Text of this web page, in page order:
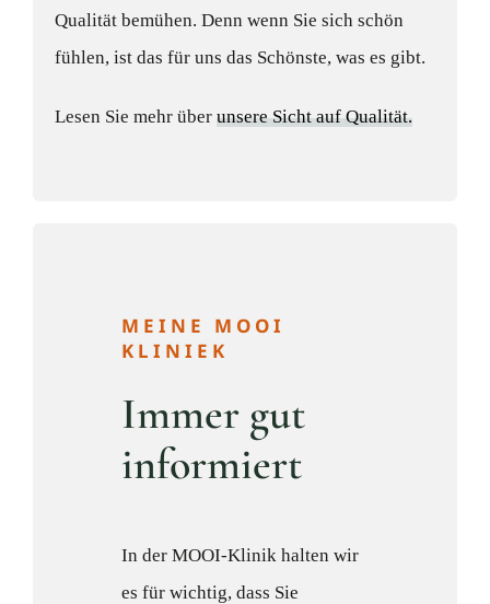
Qualität bemühen. Denn wenn Sie sich schön
fühlen, ist das für uns das Schönste, was es gibt.
Lesen Sie mehr überunsere Sicht auf Qualität.
MEINE MOOI
KLINIEK
Immer gut
informiert
In der MOOI-Klinik halten wir
es für wichtig, dass Sie